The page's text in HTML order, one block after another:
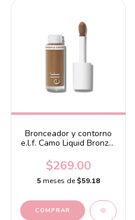
Bronceador y contorno
e.l.f. Camo Liquid Bronzer
$269.00
5 meses de$59.18